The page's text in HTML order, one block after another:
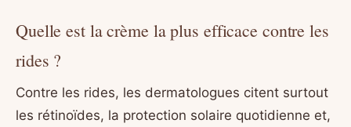
Quelle est la crème la plus efficace contre les
rides ?
Contre les rides, les dermatologues citent surtout
les rétinoïdes, la protection solaire quotidienne et,